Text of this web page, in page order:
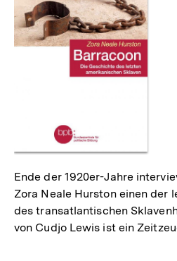
Ende der 1920er-Jahre
Zora Neale Hurston einen der
des transatlantischen
von Cudjo Lewis ist ein